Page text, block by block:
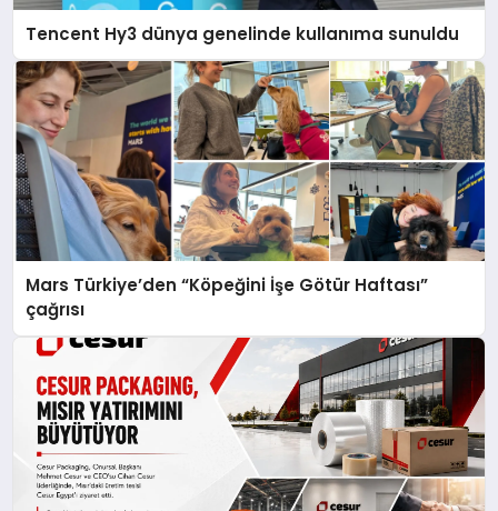
Tencent Hy3 dünya genelinde kullanıma sunuldu
Mars Türkiye’den “Köpeğini İşe Götür Haftası”
çağrısı